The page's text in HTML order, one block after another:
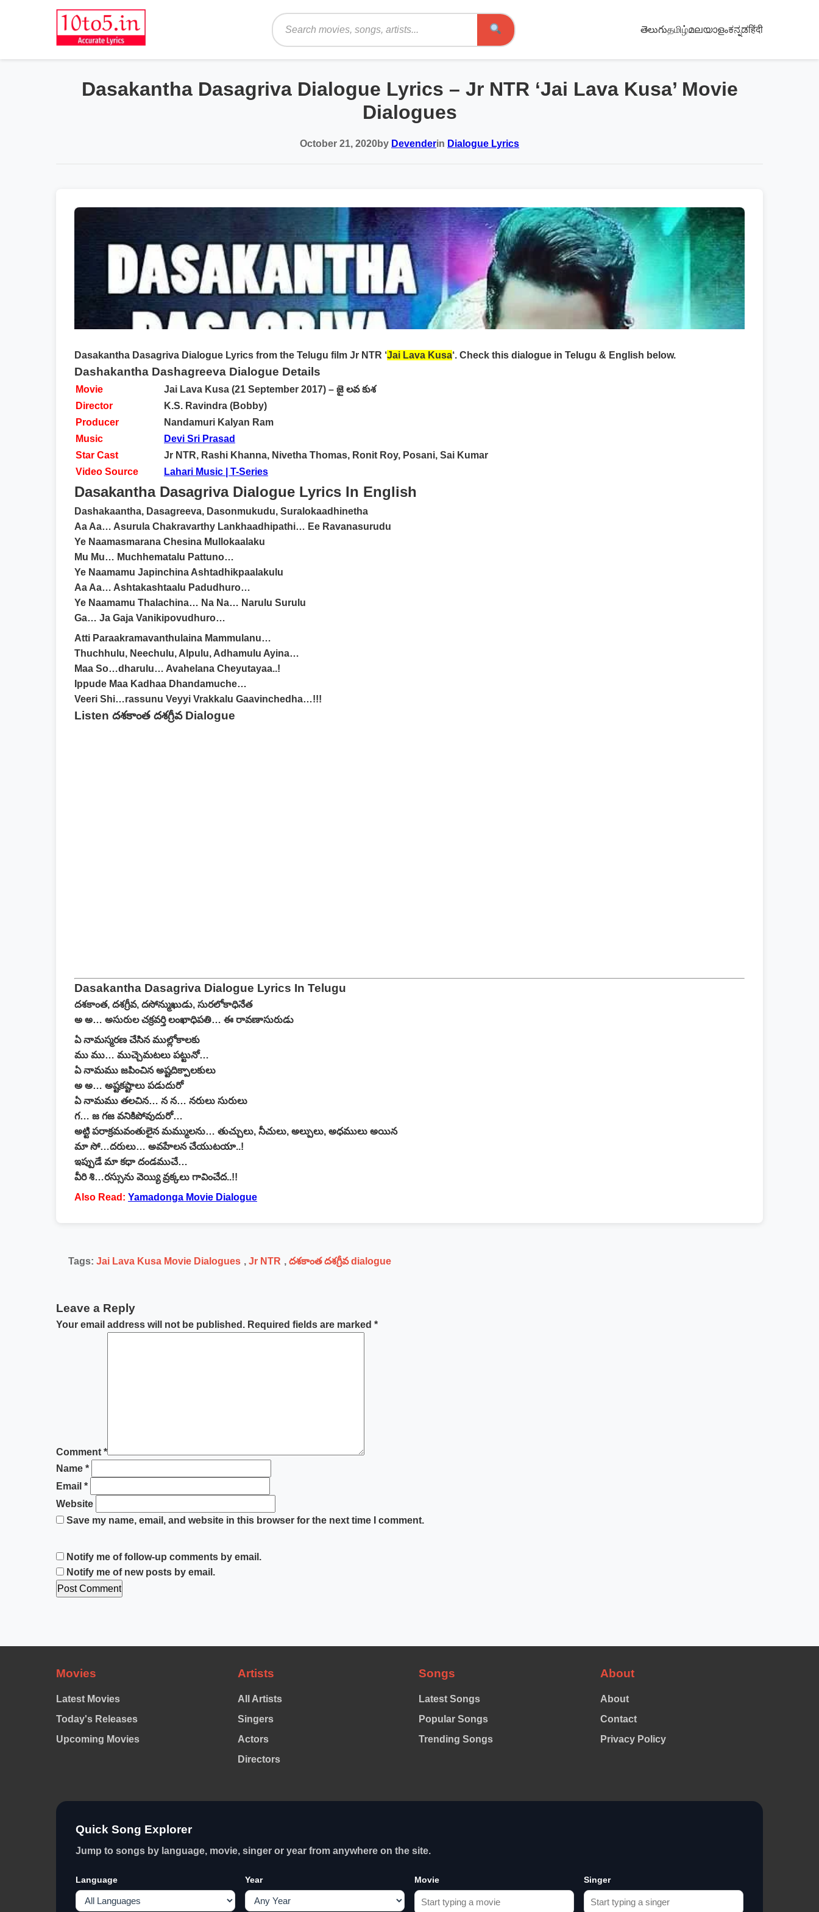
Search
తెలుగుதமிழ்മലയാളംಕನ್ನಡहिंदी
Dasakantha Dasagriva Dialogue Lyrics – Jr NTR ‘Jai Lava Kusa’ Movie
Dialogues
October 21, 2020by Devenderin Dialogue Lyrics
Dasakantha Dasagriva Dialogue Lyrics from the Telugu film Jr NTR ‘Jai Lava Kusa‘. Check this dialogue in Telugu & English below.
Dashakantha Dashagreeva Dialogue Details
Movie
Jai Lava Kusa (21 September 2017) – జై లవ కుశ
Director
K.S. Ravindra (Bobby)
Producer
Nandamuri Kalyan Ram
Music
Devi Sri Prasad
Star Cast
Jr NTR, Rashi Khanna, Nivetha Thomas, Ronit Roy, Posani, Sai Kumar
Video Source
Lahari Music | T-Series
Dasakantha Dasagriva Dialogue Lyrics In English
Dashakaantha, Dasagreeva, Dasonmukudu, Suralokaadhinetha
Aa Aa… Asurula Chakravarthy Lankhaadhipathi… Ee Ravanasurudu
Ye Naamasmarana Chesina Mullokaalaku
Mu Mu… Muchhematalu Pattuno…
Ye Naamamu Japinchina Ashtadhikpaalakulu
Aa Aa… Ashtakashtaalu Padudhuro…
Ye Naamamu Thalachina… Na Na… Narulu Surulu
Ga… Ja Gaja Vanikipovudhuro…
Atti Paraakramavanthulaina Mammulanu…
Thuchhulu, Neechulu, Alpulu, Adhamulu Ayina…
Maa So…dharulu… Avahelana Cheyutayaa..!
Ippude Maa Kadhaa Dhandamuche…
Veeri Shi…rassunu Veyyi Vrakkalu Gaavinchedha…!!!
Listen దశకాంత దశగ్రీవ Dialogue
Dasakantha Dasagriva Dialogue Lyrics In Telugu
దశకాంత, దశగ్రీవ, దసోన్ముఖుడు, సురలోకాధినేత
అ అ… అసురుల చక్రవర్తి లంఖాధిపతి… ఈ రావణాసురుడు
ఏ నామస్మరణ చేసిన ముల్లోకాలకు
ము ము… ముచ్చెమటలు పట్టునో…
ఏ నామము జపించిన అష్టదిక్పాలకులు
అ అ… అష్టకష్టాలు పడుదురో
ఏ నామము తలచిన… న న… నరులు సురులు
గ… జ గజ వనికిపోవుదురో…
అట్టి పరాక్రమవంతులైన మమ్ములను… తుచ్చులు, నీచులు, అల్పులు, అధములు అయిన
మా సో…దరులు… అవహేలన చేయుటయా..!
ఇప్పుడే మా కధా దండముచే…
వీరి శి…రస్సును వెయ్యి వ్రక్కలు గావించేద..!!
Also Read: Yamadonga Movie Dialogue
Tags: Jai Lava Kusa Movie Dialogues , Jr NTR , దశకాంత దశగ్రీవ dialogue
Leave a Reply
Your email address will not be published. Required fields are marked *
Comment *
Name *
Email *
Website
Save my name, email, and website in this browser for the next time I comment.
Notify me of follow-up comments by email.
Notify me of new posts by email.
Movies
Latest Movies
Today's Releases
Upcoming Movies
Artists
All Artists
Singers
Actors
Directors
Songs
Latest Songs
Popular Songs
Trending Songs
About
About
Contact
Privacy Policy
Quick Song Explorer
Jump to songs by language, movie, singer or year from anywhere on the site.
Language Year Movie Singer